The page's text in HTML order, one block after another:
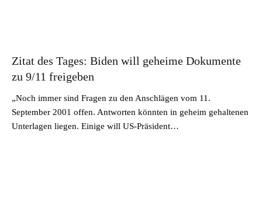
Zitat des Tages: Biden will geheime Dokumente
zu 9/11 freigeben
„Noch immer sind Fragen zu den Anschlägen vom 11.
September 2001 offen. Antworten könnten in geheim gehaltenen
Unterlagen liegen. Einige will US-Präsident…